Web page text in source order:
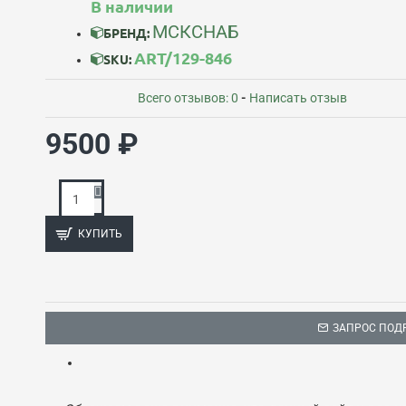
В наличии
БРЕНД: МСКСНАБ
SKU:ART/129-846
Всего отзывов: 0 - Написать отзыв
9500 ₽
КУПИТЬ
ЗАПРОС